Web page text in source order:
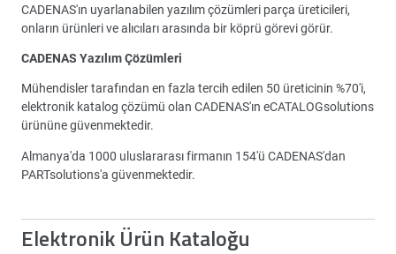
CADENAS'ın uyarlanabilen yazılım çözümleri parça üreticileri,
onların ürünleri ve alıcıları arasında bir köprü görevi görür.
CADENAS Yazılım Çözümleri
Mühendisler tarafından en fazla tercih edilen 50 üreticinin %70'i,
elektronik katalog çözümü olan CADENAS'ın eCATALOGsolutions
ürününe güvenmektedir.
Almanya'da 1000 uluslararası firmanın 154'ü CADENAS'dan
PARTsolutions'a güvenmektedir.
Elektronik Ürün Kataloğu